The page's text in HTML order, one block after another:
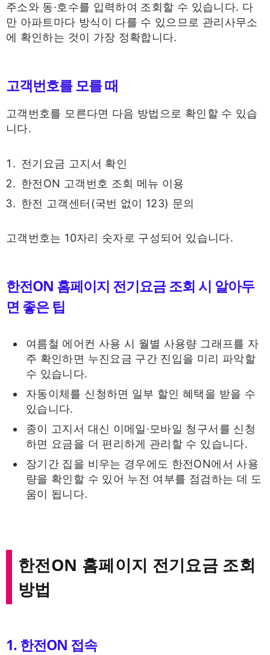
주소와 동·호수를 입력하여 조회할 수 있습니다. 다
만 아파트마다 방식이 다를 수 있으므로 관리사무소
에 확인하는 것이 가장 정확합니다.
고객번호를 모를 때
고객번호를 모른다면 다음 방법으로 확인할 수 있습
니다.
전기요금 고지서 확인
한전ON 고객번호 조회 메뉴 이용
한전 고객센터(국번 없이 123) 문의
고객번호는 10자리 숫자로 구성되어 있습니다.
한전ON 홈페이지 전기요금 조회 시 알아두
면 좋은 팁
여름철 에어컨 사용 시 월별 사용량 그래프를 자
주 확인하면 누진요금 구간 진입을 미리 파악할
수 있습니다.
자동이체를 신청하면 일부 할인 혜택을 받을 수
있습니다.
종이 고지서 대신 이메일·모바일 청구서를 신청
하면 요금을 더 편리하게 관리할 수 있습니다.
장기간 집을 비우는 경우에도 한전ON에서 사용
량을 확인할 수 있어 누전 여부를 점검하는 데 도
움이 됩니다.
한전ON 홈페이지 전기요금 조회
방법
1. 한전ON 접속